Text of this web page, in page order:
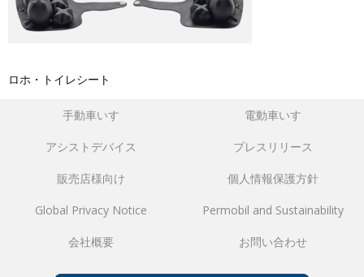
ロホ・トイレシート
手動車いす 電動車いす
アシストデバイス プレスリリース
販売店様向け 個人情報保護方針
Global Privacy Notice Permobil and Sustainability
会社概要 お問い合わせ